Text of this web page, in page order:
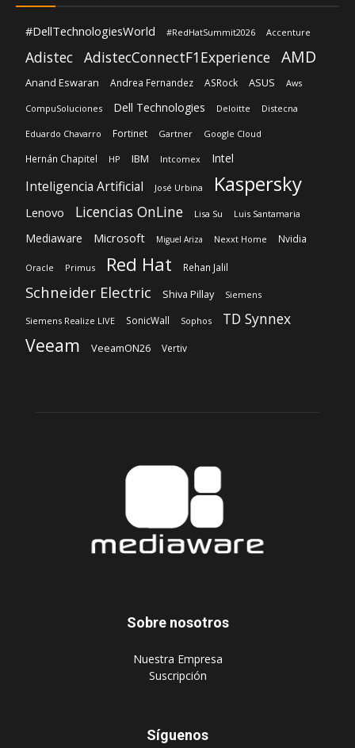
#DellTechnologiesWorld #RedHatSummit2026 Accenture
Adistec AdistecConnectF1Experience AMD
Anand Eswaran Andrea Fernandez ASRock ASUS Aws
CompuSoluciones Dell Technologies Deloitte Distecna
Eduardo Chavarro Fortinet Gartner Google Cloud
Hernán Chapitel HP IBM Intcomex Intel
Inteligencia Artificial José Urbina Kaspersky
Lenovo Licencias OnLine Lisa Su Luis Santamaria
Mediaware Microsoft Miguel Ariza Nexxt Home Nvidia
Oracle Primus Red Hat Rehan Jalil
Schneider Electric Shiva Pillay Siemens
Siemens Realize LIVE SonicWall Sophos TD Synnex
Veeam VeeamON26 Vertiv
Sobre nosotros
‎Nuestra Empresa
‎Suscripción
Síguenos